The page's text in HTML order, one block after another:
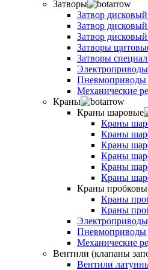
Затворы
Затвор
Затвор
Затвор
Затворы
Затворы
Электроприводы
Пневмоприводы
Механические
Краны
Краны шаровые
Краны
Краны
Краны
Краны
Краны
Краны
Краны
Краны
Краны
Пневмоприводы
Механические
Вентили (клапаны
Вентили